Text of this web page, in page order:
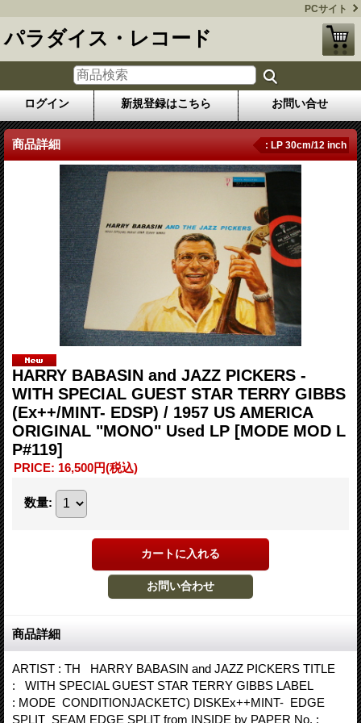
PCサイト
パラダイス・レコード
ログイン 新規登録はこちら お問い合せ
商品詳細 : LP 30cm/12 inch
HARRY BABASIN and JAZZ PICKERS -
WITH SPECIAL GUEST STAR TERRY GIBBS
(Ex++/MINT- EDSP) / 1957 US AMERICA
ORIGINAL "MONO" Used LP [MODE MOD L
P#119]
PRICE: 16,500円(税込)
数量:
商品詳細
ARTIST : TH HARRY BABASIN and JAZZ PICKERS TITLE
: WITH SPECIAL GUEST STAR TERRY GIBBS LABEL
: MODE CONDITIONJACKETC) DISKEx++MINT- EDGE
SPLIT SEAM EDGE SPLIT from INSIDE by PAPER No. :